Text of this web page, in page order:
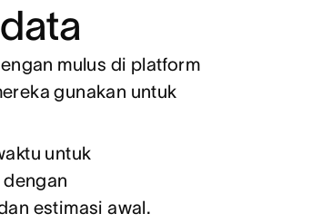
mulus di platform
gunakan untuk
untuk
estimasi awal.